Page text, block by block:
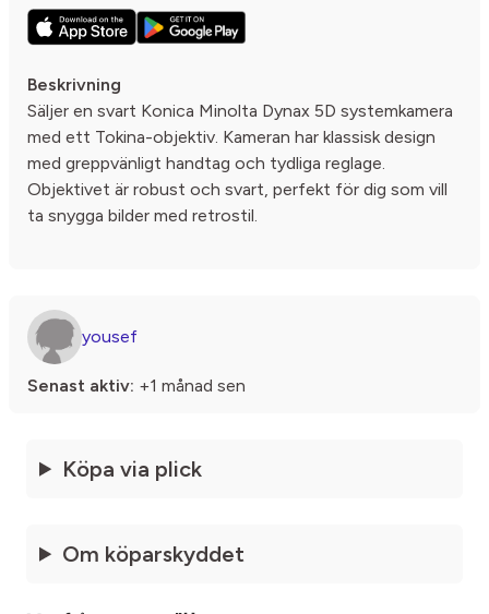
Beskrivning
Säljer en svart Konica Minolta Dynax 5D systemkamera
med ett Tokina-objektiv. Kameran har klassisk design
med greppvänligt handtag och tydliga reglage.
Objektivet är robust och svart, perfekt för dig som vill
ta snygga bilder med retrostil.
yousef
Senast aktiv: +1 månad sen
Köpa via plick
Om köparskyddet